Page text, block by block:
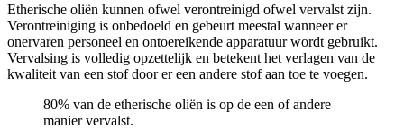
Etherische oliën kunnen ofwel verontreinigd ofwel vervalst zijn.
Verontreiniging is onbedoeld en gebeurt meestal wanneer er
onervaren personeel en ontoereikende apparatuur wordt gebruikt.
Vervalsing is volledig opzettelijk en betekent het verlagen van de
kwaliteit van een stof door er een andere stof aan toe te voegen.
80% van de etherische oliën is op de een of andere
manier vervalst.